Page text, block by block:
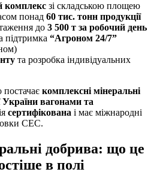
комплекс зі складською площею
понад 60 тис. тонн продукції
до 3 500 т за робочий день
підтримка “Агроном 24/7”
та розробка індивідуальних
комплексні мінеральні
України вагонами та
сертифікована і має міжнародні
СЕС.
добрива: що це
в полі